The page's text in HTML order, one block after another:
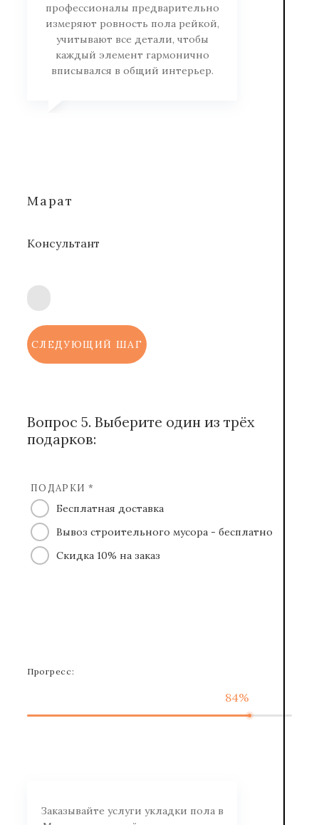
профессионалы предварительно
измеряют ровность пола рейкой,
учитывают все детали, чтобы
каждый элемент гармонично
вписывался в общий интерьер.
Марат
Консультант
СЛЕДУЮЩИЙ ШАГ
Вопрос 5. Выберите один из трёх
подарков:
ПОДАРКИ *
Бесплатная доставка
Вывоз строительного мусора - бесплатно
Скидка 10% на заказ
Прогресс:
84%
Заказывайте услуги укладки пола в